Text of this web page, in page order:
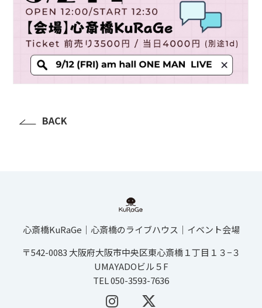
BACK
心斎橋KuRaGe│心斎橋のライブハウス│イベント会場
〒542-0083 大阪府大阪市中央区東心斎橋１丁目１３−３
UMAYADOビル５F
TEL 050-3593-7636